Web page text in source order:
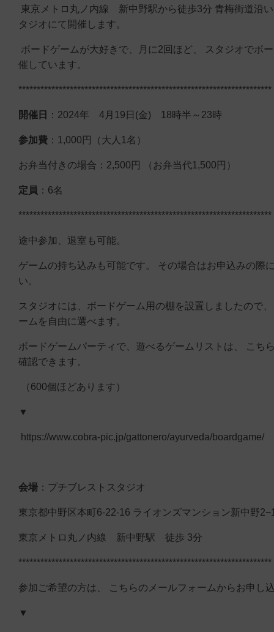
東京メトロ丸ノ内線 新中野駅から徒歩3分 青梅街道沿
タジオにて開催します。
ボードゲームが大好きで、月に2回ほど、 スタジオでボ
催しています。
*********************************************************************
開催日 ：2024年 4月19日(金) 18時半～23時
参加費 ：1,000円（大人1名）
お弁当付きの場合：2,500円 （お弁当代1,500円）
定員 ：6名
*********************************************************************
途中参加、退室も可能。
ゲームの持ち込みも可能です。 その場合はお申込みの際
い。
スタジオには、ボードゲーム用の棚を設置しましたので
ームを自由に選べます。
ボードゲームパーティで、遊べるゲームリストは、 こち
確認できます。
（600個ほどあります）
▼
https://www.cobra-pic.jp/gattonero/ayurveda/boardgame/
会場 ：プチブレストスタジオ
東京都中野区本町6-22-16 ライオンズマンション新中野
東京メトロ丸ノ内線 新中野駅 徒歩 3分
*********************************************************************
参加ご希望の方は、 こちらのメールフォームからお申し
▼